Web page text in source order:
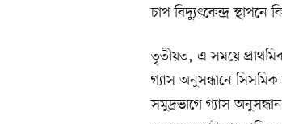
চাপ বিদ্যুৎকেন্দ্র স্থাপনে
তৃতীয়ত, এ সময়ে প্রাথমিক
গ্যাস অনুসন্ধানে
সমুদ্রভাগে গ্যাস